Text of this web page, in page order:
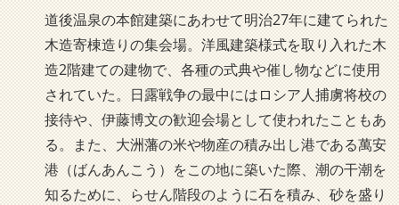
道後温泉の本館建築にあわせて明治27年に建てられた
木造寄棟造りの集会場。洋風建築様式を取り入れた木
造2階建ての建物で、各種の式典や催し物などに使用
されていた。日露戦争の最中にはロシア人捕虜将校の
接待や、伊藤博文の歓迎会場として使われたこともあ
る。また、大洲藩の米や物産の積み出し港である萬安
港（ばんあんこう）をこの地に築いた際、潮の干潮を
知るために、らせん階段のように石を積み、砂を盛り